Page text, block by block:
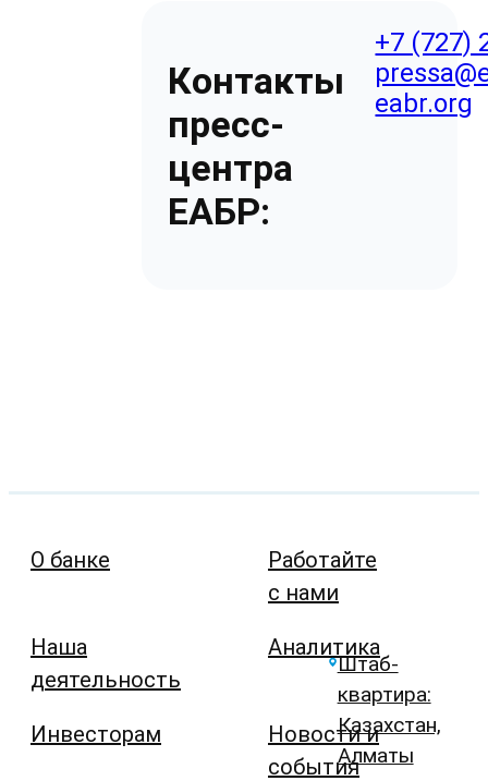
Контакты
пресс-
центра
ЕАБР:
+7 (727)
eabr.org
О банке
Наша
деятельность
Инвесторам
Работайте
с нами
Аналитика
Новости и
события
Штаб-
квартира:
Казахстан,
Алматы